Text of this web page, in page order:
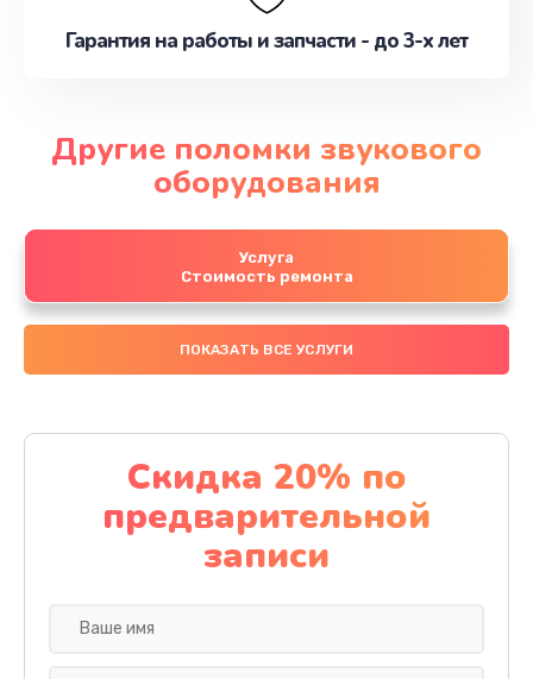
Гарантия на работы и запчасти - до 3-х лет
Другие поломки звукового
оборудования
Услуга
Стоимость ремонта
ПОКАЗАТЬ ВСЕ УСЛУГИ
Скидка 20% по
предварительной
записи